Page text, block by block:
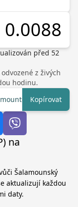
před 52
z živých
hodinu.
Kopírovat
na
Šalamounský
aktualizují každou
daty.